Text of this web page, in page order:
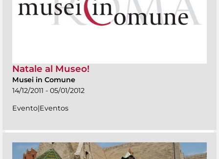
Natale al Museo!
Musei in Comune
14/12/2011 - 05/01/2012
Evento|Eventos